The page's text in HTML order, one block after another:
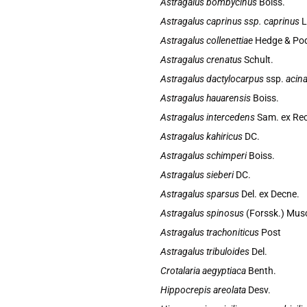
Astragalus caprinus ssp. caprinus
Astragalus collenettiae Hedge &
Astragalus crenatusSchult.
Astragalus dactylocarpusssp.
Astragalus hauarensis Boiss.
Astragalus intercedensSam. ex
Astragalus kahiricus DC.
Astragalus schimperiBoiss.
Astragalus sieberiDC.
Astragalus sparsus Del. ex Decne.
Astragalus spinosus (Forssk.)
Astragalus trachoniticus Post
Astragalus tribuloides Del.
Crotalaria aegyptiaca Benth.
Hippocrepis areolata Desv.